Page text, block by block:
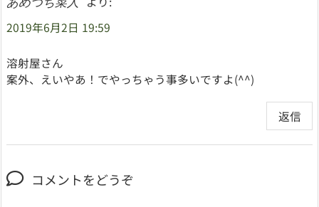
2019年6月2日 19:59
溶射屋さん
案外、えいやあ！でやっちゃう事多いですよ(^^)
返信
コメントをどうぞ